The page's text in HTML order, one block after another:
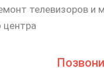
телевизоров и
центра